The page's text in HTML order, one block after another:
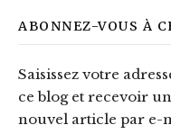
ABONNEZ-VOUS À
Saisissez votre
ce blog et recevoir
nouvel article par e-